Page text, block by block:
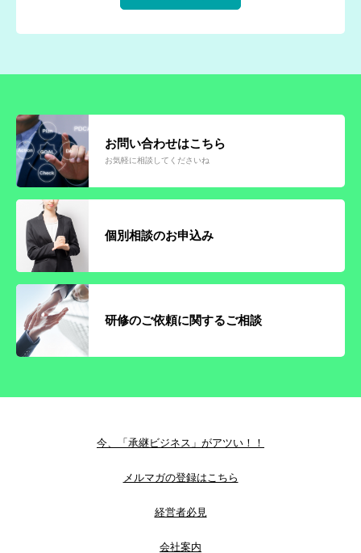
お問い合わせはこちら
お気軽に相談してくださいね
個別相談のお申込み
研修のご依頼に関するご相談
今、「承継ビジネス」がアツい！！
メルマガの登録はこちら
経営者必見
会社案内